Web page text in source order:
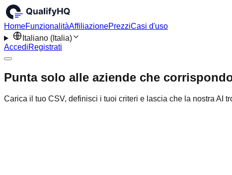
HomeFunzionalitàAffiliazionePrezziCasi d'uso
Italiano (Italia)
AccediRegistrati
Punta solo alle aziende che
Carica il tuo CSV, definisci i tuoi criteri e lascia che la nostra AI